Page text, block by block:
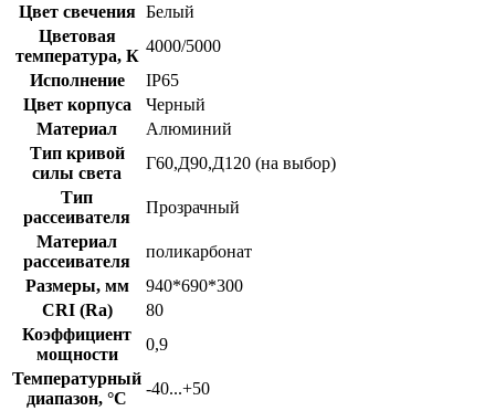
Цвет свечения Белый
Цветовая
температура, К
4000/5000
Исполнение
IP65
Цвет корпуса
Черный
Материал
Алюминий
Тип кривой
силы света
Г60,Д90,Д120 (на выбор)
Тип
рассеивателя
Прозрачный
Материал
рассеивателя
поликарбонат
Размеры, мм
940*690*300
CRI (Ra)
80
Коэффициент
мощности
0,9
Температурный
диапазон, °C
-40...+50